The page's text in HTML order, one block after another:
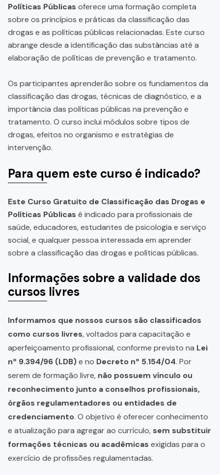
Políticas Públicas oferece uma formação completa
sobre os princípios e práticas da classificação das
drogas e as políticas públicas relacionadas. Este curso
abrange desde a identificação das substâncias até a
elaboração de políticas de prevenção e tratamento.
Os participantes aprenderão sobre os fundamentos da
classificação das drogas, técnicas de diagnóstico, e a
importância das políticas públicas na prevenção e
tratamento. O curso inclui módulos sobre tipos de
drogas, efeitos no organismo e estratégias de
intervenção.
Para quem este curso é indicado?
Este Curso Gratuito de Classificação das Drogas e
Políticas Públicas é indicado para profissionais de
saúde, educadores, estudantes de psicologia e serviço
social, e qualquer pessoa interessada em aprender
sobre a classificação das drogas e políticas públicas.
Informações sobre a validade dos
cursos livres
Informamos que nossos cursos são classificados
como cursos livres, voltados para capacitação e
aperfeiçoamento profissional, conforme previsto na Lei
nº 9.394/96 (LDB)e no Decreto nº 5.154/04. Por
serem de formação livre, não possuem vínculo ou
reconhecimento junto a conselhos profissionais,
órgãos regulamentadores ou entidades de
credenciamento. O objetivo é oferecer conhecimento
e atualização para agregar ao currículo, sem substituir
formações técnicas ou acadêmicas exigidas para o
exercício de profissões regulamentadas.